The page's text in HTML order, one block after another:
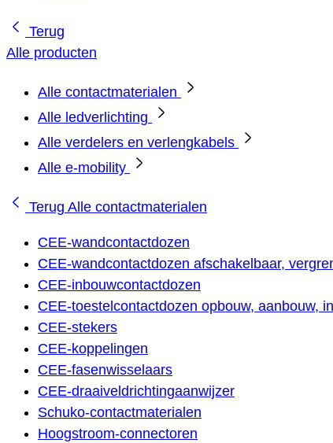
Terug
Alle producten
Alle contactmaterialen
Alle ledverlichting
Alle verdelers en verlengkabels
Alle e-mobility
Terug Alle contactmaterialen
CEE-wandcontactdozen
CEE-wandcontactdozen afschakelbaar,
CEE-inbouwcontactdozen
CEE-toestelcontactdozen opbouw, aanbouw,
CEE-stekers
CEE-koppelingen
CEE-fasenwisselaars
CEE-draaiveldrichtingaanwijzer
Schuko-contactmaterialen
Hoogstroom-connectoren